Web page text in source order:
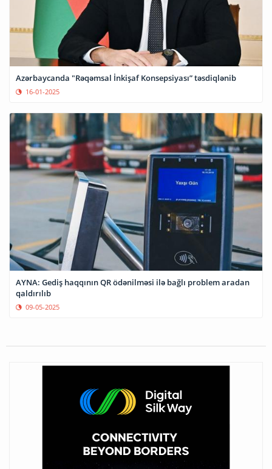
Azərbaycanda "Rəqəmsal İnkişaf Konsepsiyası” təsdiqlənib
16-01-2025
AYNA: Gediş haqqının QR ödənilməsi ilə bağlı problem aradan
qaldırılıb
09-05-2025